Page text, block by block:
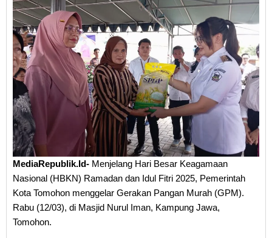
MediaRepublik.Id- Menjelang Hari Besar Keagamaan
Nasional (HBKN) Ramadan dan Idul Fitri 2025, Pemerintah
Kota Tomohon menggelar Gerakan Pangan Murah (GPM).
Rabu (12/03), di Masjid Nurul Iman, Kampung Jawa,
Tomohon.